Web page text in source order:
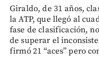
Giraldo, de 31 años,
la ATP, que llegó al
fase de clasificación,
de superar el
firmó 21 “aces” pero